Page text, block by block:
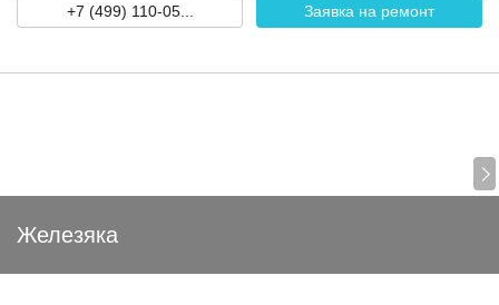
+7 (499) 110-05... Заявка на ремонт
Железяка